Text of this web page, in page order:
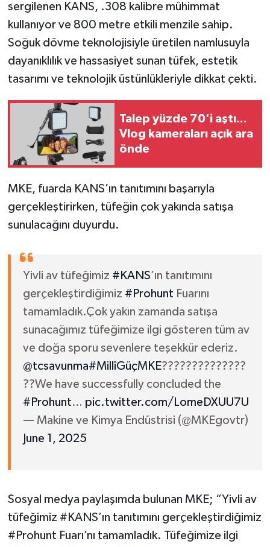
sergilenen KANS, .308 kalibre mühimmat
kullanıyor ve 800 metre etkili menzile sahip.
Soğuk dövme teknolojisiyle üretilen namlusuyla
dayanıklılık ve hassasiyet sunan tüfek, estetik
tasarımı ve teknolojik üstünlükleriyle dikkat çekti.
Talep yüzde 70'i aştı...
Vlog kameraları açık ara
önde
MKE, fuarda KANS’ın tanıtımını başarıyla
gerçekleştirirken, tüfeğin çok yakında satışa
sunulacağını duyurdu.
Yivli av tüfeğimiz #KANS’ın tanıtımını
gerçekleştirdiğimiz #Prohunt Fuarını
tamamladık.Çok yakın zamanda satışa
sunacağımız tüfeğimize ilgi gösteren tüm av
ve doğa sporu sevenlere teşekkür ederiz.
@tcsavunma#MillîGüçMKE??????????????
??We have successfully concluded the
#Prohunt… pic.twitter.com/LomeDXUU7U
— Makine ve Kimya Endüstrisi (@MKEgovtr)
June 1, 2025
Sosyal medya paylaşımda bulunan MKE; “Yivli av
tüfeğimiz #KANS’ın tanıtımını gerçekleştirdiğimiz
#Prohunt Fuarı’nı tamamladık. Tüfeğimize ilgi